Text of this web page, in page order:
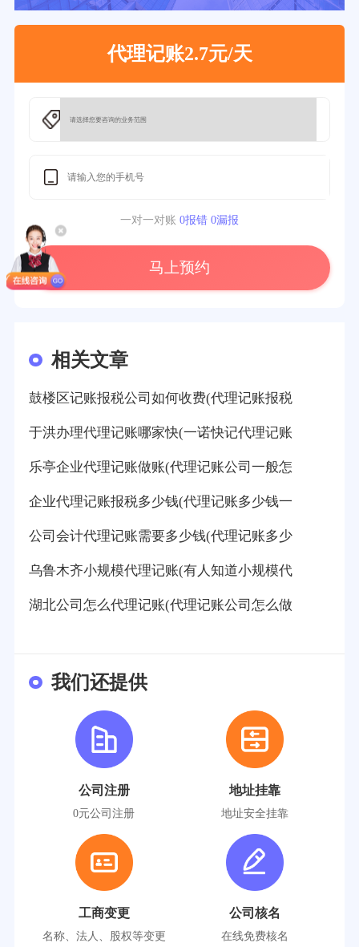
代理记账2.7元/天
一对一对账 0报错 0漏报
马上预约
相关文章
鼓楼区记账报税公司如何收费(代理记账报税
于洪办理代理记账哪家快(一诺快记代理记账
乐亭企业代理记账做账(代理记账公司一般怎
企业代理记账报税多少钱(代理记账多少钱一
公司会计代理记账需要多少钱(代理记账多少
乌鲁木齐小规模代理记账(有人知道小规模代
湖北公司怎么代理记账(代理记账公司怎么做
我们还提供
公司注册
0元公司注册
地址挂靠
地址安全挂靠
工商变更
名称、法人、股权等变更
公司核名
在线免费核名